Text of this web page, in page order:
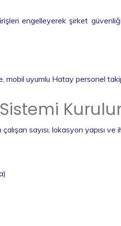
engelleyerek şirket
mobil uyumlu Hatay personel
sayısı, lokasyon yapısı